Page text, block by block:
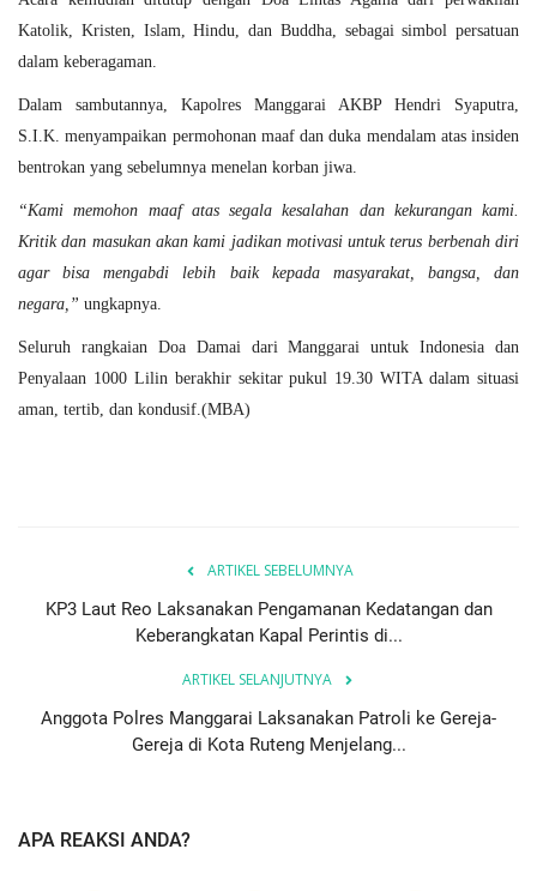
Katolik, Kristen, Islam, Hindu, dan Buddha, sebagai simbol persatuan
dalam keberagaman.
Dalam sambutannya, Kapolres Manggarai AKBP Hendri Syaputra,
S.I.K. menyampaikan permohonan maaf dan duka mendalam atas insiden
bentrokan yang sebelumnya menelan korban jiwa.
“Kami memohon maaf atas segala kesalahan dan kekurangan kami.
Kritik dan masukan akan kami jadikan motivasi untuk terus berbenah diri
agar bisa mengabdi lebih baik kepada masyarakat, bangsa, dan
negara,” ungkapnya.
Seluruh rangkaian Doa Damai dari Manggarai untuk Indonesia dan
Penyalaan 1000 Lilin berakhir sekitar pukul 19.30 WITA dalam situasi
aman, tertib, dan kondusif.(MBA)
ARTIKEL SEBELUMNYA
KP3 Laut Reo Laksanakan Pengamanan Kedatangan dan
Keberangkatan Kapal Perintis di...
ARTIKEL SELANJUTNYA
Anggota Polres Manggarai Laksanakan Patroli ke Gereja-
Gereja di Kota Ruteng Menjelang...
APA REAKSI ANDA?